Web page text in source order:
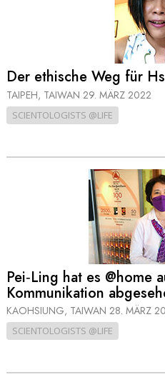
Der ethische Weg für
TAIPEH, TAIWAN 29. MÄRZ 2022
SCIENTOLOGISTS @LIFE
Pei‑Ling hat es @home
Kommunikation
KAOHSIUNG, TAIWAN 28. MÄRZ
SCIENTOLOGISTS @LIFE